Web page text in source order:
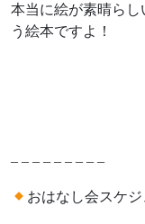
本当に絵が素晴ら
う絵本ですよ！
– – – – – – – – –
おはなし会スケ